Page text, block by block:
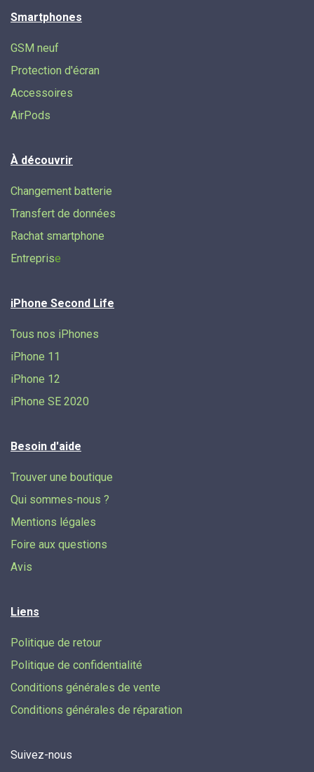
Smartphones
GSM neuf
Protection d'écran
Accessoires
AirPods
À découvrir
Changement batterie
Transfert de données​
Rachat smartphone
Entreprise
iPhone Second Life
Tous nos iPhones
iPhone 11
iPhone 12
iPhone SE 2020
Besoin d'aide
Trouver une boutique
Qui sommes-nous ?
Mentions légales
Foire aux questions
Avis
Liens
Politique de retour
Politique de confidentialité
Conditions générales de vente
Conditions générales de réparation
Suivez-nous